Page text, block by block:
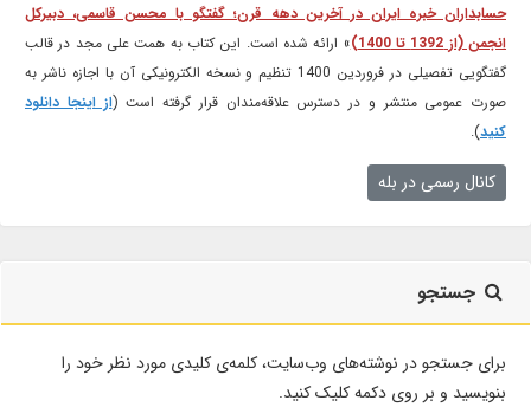
حسابداران خبره ایران در آخرین دهه قرن؛ گفتگو با محسن قاسمی، دبیرکل
انجمن (از 1392 تا 1400)
» ارائه شده است. این کتاب به همت علی مجد در قالب
گفتگویی تفصیلی در فروردین 1400 تنظیم و نسخه الکترونیکی آن با اجازه ناشر به
صورت عمومی منتشر و در دسترس علاقه‌مندان قرار گرفته است (از اینجا دانلود
کنید).
کانال رسمی در بله
جستجو
برای جستجو در نوشته‌های وب‌سایت، کلمه‌ی کلیدی مورد نظر خود را
بنویسید و بر روی دکمه کلیک کنید.